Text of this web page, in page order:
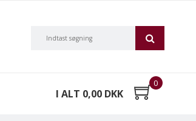
I ALT 0,00 DKK
0